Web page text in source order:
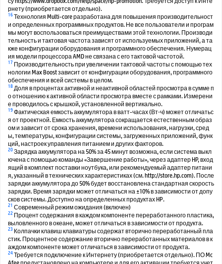
рнету (приобретается отдельно).
16Технология Multi-core разработана для повышения производительност
и определенных программных продуктов. Не все пользователи и програм
мы могут воспользоваться преимуществами этой технологии. Производи
тельность и тактовая частота зависят от используемых приложений, а та
кже конфигурации оборудования и программного обеспечения. Нумерац
ия модели процессора AMD не связана с его тактовой частотой.
17 Производительность при увеличении тактовой частоты с помощью тех
нологии Max Boost зависит от конфигурации оборудования, программного
обеспечения и всей системы в целом.
18Доля в процентах активной и неактивной областей просмотра в сумме п
о отношению к активной области просмотра вместе с рамками. Измерени
е проводилось с крышкой, установленной вертикально.
19Фактическая емкость аккумулятора в ватт-часах (Вт⋅ч) может отличатьс
я от проектной. Емкость аккумулятора сокращается естественным образ
ом и зависит от срока хранения, времени использования, нагрузки, сред
ы, температуры, конфигурации системы, загруженных приложений, функ
ций, настроек управления питанием и других факторов.
20Зарядка аккумулятора на 50% за 45 минут возможна, если система выкл
ючена с помощью команды «Завершение работы», через адаптер HP, вход
ящий в комплект поставки ноутбука, или рекомендуемый адаптер питани
я, указанный в технических характеристиках (см. http://store.hp.com). После
зарядки аккумулятора до 50% будет восстановлена стандартная скорость
зарядки. Время зарядки может отличаться на ±10% в зависимости от допу
сков системы. Доступно на определенных продуктах HP.
21 Современный режим ожидания (включен)
22 Процент содержания в каждом компоненте переработанного пластика,
выловленного в океане, может отличаться в зависимости от продукта.
23 Колпачки клавиш клавиатуры содержат вторично переработанный пла
стик. Процентное содержание вторично переработанных материалов в к
аждом компоненте может отличаться в зависимости от продукта.
24Требуется подключение к Интернету (приобретается отдельно). ПО Mc